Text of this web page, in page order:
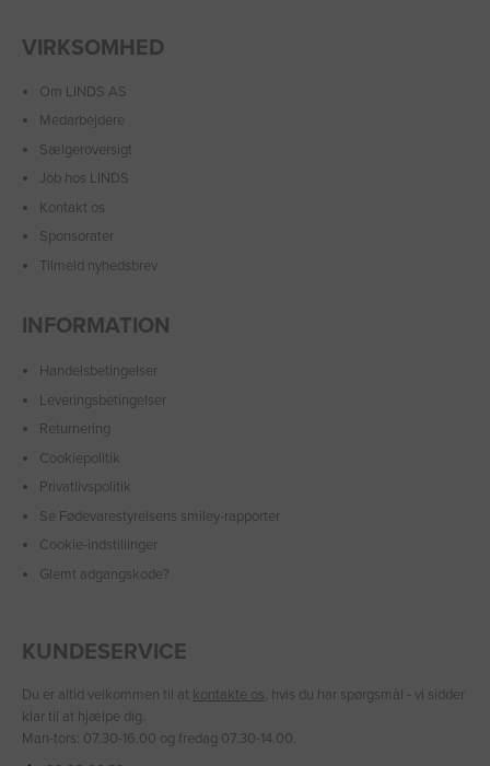
VIRKSOMHED
Om LINDS AS
Medarbejdere
Sælgeroversigt
Job hos LINDS
Kontakt os
Sponsorater
Tilmeld nyhedsbrev
INFORMATION
Handelsbetingelser
Leveringsbetingelser
Returnering
Cookiepolitik
Privatlivspolitik
Se Fødevarestyrelsens smiley-rapporter
Cookie-indstillinger
Glemt adgangskode?
KUNDESERVICE
Du er altid velkommen til at kontakte os, hvis du har spørgsmål - vi sidder
klar til at hjælpe dig.
Man-tors: 07.30-16.00 og fredag 07.30-14.00.